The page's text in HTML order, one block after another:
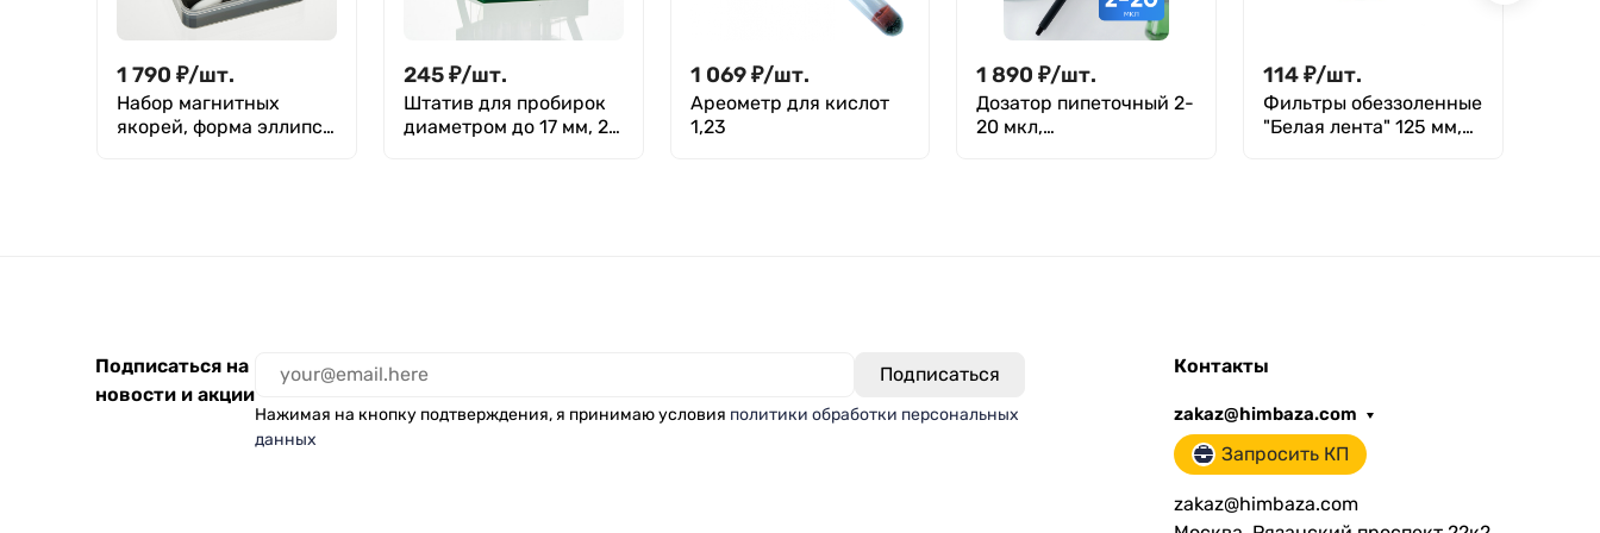
1 790 ₽/шт.
Набор магнитных
якорей, форма эллипс,
245₽/шт.
Штатив для пробирок
диаметром до 17 мм, 20
1 069 ₽/шт.
Ареометр для кислот
1,23
1 890 ₽/шт.
Дозатор пипеточный 2-
20 мкл,
114₽/шт.
Фильтры обеззоленные
"Белая лента" 125 мм,
Подписаться на
новости и акции
Нажимая на кнопку подтверждения, я принимаю условия политики обработки персональных
данных
Контакты
zakaz@himbaza.com
Запросить КП
zakaz@himbaza.com